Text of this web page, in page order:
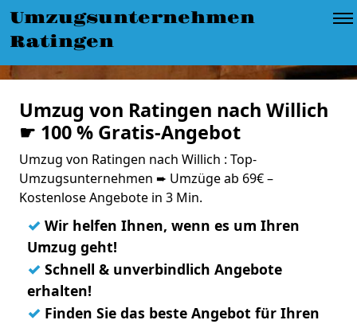
Umzugsunternehmen
Ratingen
Umzug von Ratingen nach Willich
☛ 100 % Gratis-Angebot
Umzug von Ratingen nach Willich : Top-
Umzugsunternehmen ➨ Umzüge ab 69€ –
Kostenlose Angebote in 3 Min.
✓ Wir helfen Ihnen, wenn es um Ihren
Umzug geht!
✓ Schnell & unverbindlich Angebote
erhalten!
✓ Finden Sie das beste Angebot für Ihren